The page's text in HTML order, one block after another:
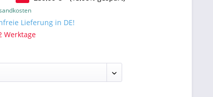
Lieferung in DE!
Werktage